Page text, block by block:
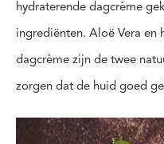
hydraterende dagcrème
ingrediënten. Aloë Vera en
dagcrème zijn de twee
zorgen dat de huid goed